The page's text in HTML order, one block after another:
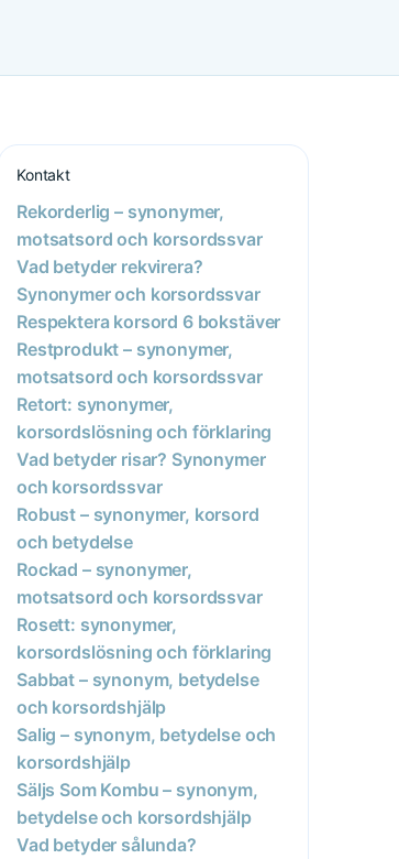
Kontakt
Rekorderlig – synonymer,
motsatsord och korsordssvar
Vad betyder rekvirera?
Synonymer och korsordssvar
Respektera korsord 6 bokstäver
Restprodukt – synonymer,
motsatsord och korsordssvar
Retort: synonymer,
korsordslösning och förklaring
Vad betyder risar? Synonymer
och korsordssvar
Robust – synonymer, korsord
och betydelse
Rockad – synonymer,
motsatsord och korsordssvar
Rosett: synonymer,
korsordslösning och förklaring
Sabbat – synonym, betydelse
och korsordshjälp
Salig – synonym, betydelse och
korsordshjälp
Säljs Som Kombu – synonym,
betydelse och korsordshjälp
Vad betyder sålunda?